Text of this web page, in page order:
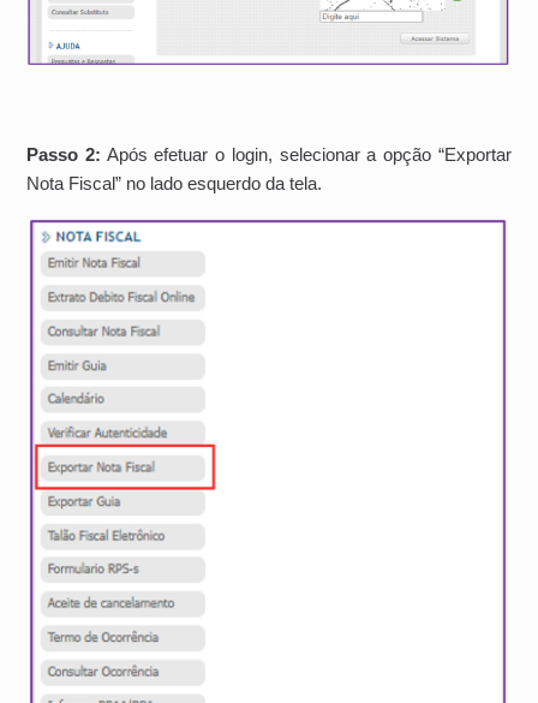
Passo 2: Após efetuar o login, selecionar a opção “Exportar
Nota Fiscal” no lado esquerdo da tela.